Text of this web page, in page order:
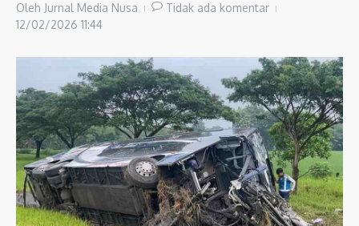
Oleh Jurnal Media Nusa
Tidak ada komentar
12/02/2026 11:44